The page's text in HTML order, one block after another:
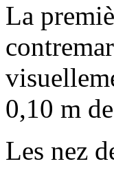
La
0,10 m
Les nez